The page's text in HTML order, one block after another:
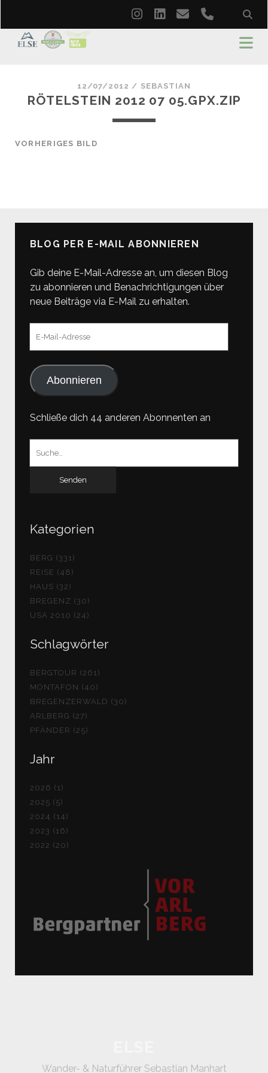
instagram
linkedin
emailphone
12/07/2012 / SEBASTIAN
RÖTELSTEIN 2012 07 05.GPX.ZIP
VORHERIGES BILD
BLOG PER E-MAIL ABONNIEREN
Gib deine E-Mail-Adresse an, um diesen Blog
zu abonnieren und Benachrichtigungen über
neue Beiträge via E-Mail zu erhalten.
Abonnieren
Schließe dich 44 anderen Abonnenten an
Kategorien
BERG (331)
REISE (48)
HAUS (32)
BREGENZ (30)
USA 2010 (24)
Schlagwörter
BERGTOUR (261)
MONTAFON (40)
BREGENZERWALD (30)
ARLBERG (27)
PFÄNDER (25)
Jahr
2026 (1)
2025 (5)
2024 (14)
2023 (16)
2022 (20)
Wander- & Naturführer Sebastian Manhart